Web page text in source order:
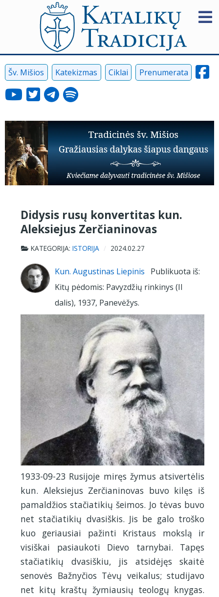
Šv. Mišios Katekizmas Ciklai Prenumerata
Didysis rusų konvertitas kun.
Aleksiejus Zerčianinovas
KATEGORIJA: ISTORIJA 2024.02.27
Kun. Augustinas Liepinis Publikuota iš:
Kitų pėdomis: Pavyzdžių rinkinys (II
dalis), 1937, Panevėžys.
1933-09-23 Rusijoje miręs žymus atsivertėlis
kun. Aleksiejus Zerčianinovas buvo kilęs iš
pamaldžios stačiatikių šeimos. Jo tėvas buvo
net stačiatikių dvasiškis. Jis be galo troško
kuo geriausiai pažinti Kristaus mokslą ir
visiškai pasiaukoti Dievo tarnybai. Tapęs
stačiatikių dvasiškiu, jis atsidėjęs skaitė
senovės Bažnyčios Tėvų veikalus; studijavo
net kitų kraštų žymiausių teologų knygas.